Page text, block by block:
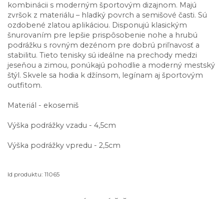
kombinácii s moderným športovým dizajnom. Majú
zvršok z materiálu – hladký povrch a semišové časti. Sú
ozdobené zlatou aplikáciou. Disponujú klasickým
šnurovaním pre lepšie prispôsobenie nohe a hrubú
podrážku s rovným dezénom pre dobrú priľnavosť a
stabilitu. Tieto tenisky sú ideálne na prechody medzi
jeseňou a zimou, ponúkajú pohodlie a moderný mestský
štýl. Skvele sa hodia k džínsom, legínam aj športovým
outfitom.
Materiál - ekosemiš
Výška podrážky vzadu - 4,5cm
Výška podrážky vpredu - 2,5cm
Id produktu: 11065